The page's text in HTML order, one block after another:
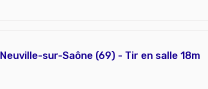
Neuville-sur-Saône (69) - Tir en salle 18m